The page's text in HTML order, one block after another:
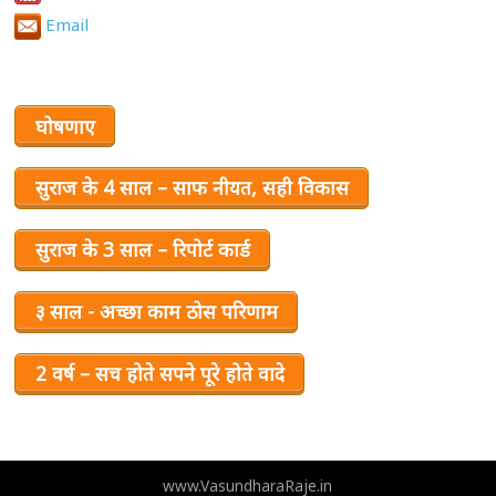
Email
घोषणाए
सुराज के 4 साल – साफ नीयत, सही विकास
सुराज के 3 साल – रिपोर्ट कार्ड
३ साल - अच्छा काम ठोस परिणाम
2 वर्ष – सच होते सपने पूरे होते वादे
www.VasundharaRaje.in